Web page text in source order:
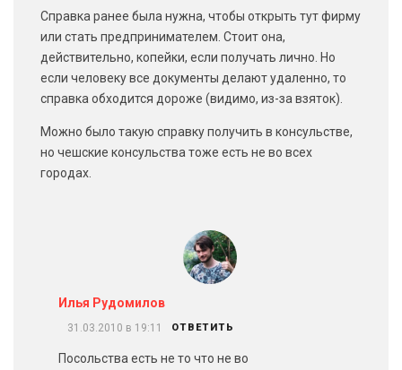
Справка ранее была нужна, чтобы открыть тут фирму
или стать предпринимателем. Стоит она,
действительно, копейки, если получать лично. Но
если человеку все документы делают удаленно, то
справка обходится дороже (видимо, из-за взяток).
Можно было такую справку получить в консульстве,
но чешские консульства тоже есть не во всех
городах.
Илья Рудомилов
31.03.2010 в 19:11 ОТВЕТИТЬ
Посольства есть не то что не во